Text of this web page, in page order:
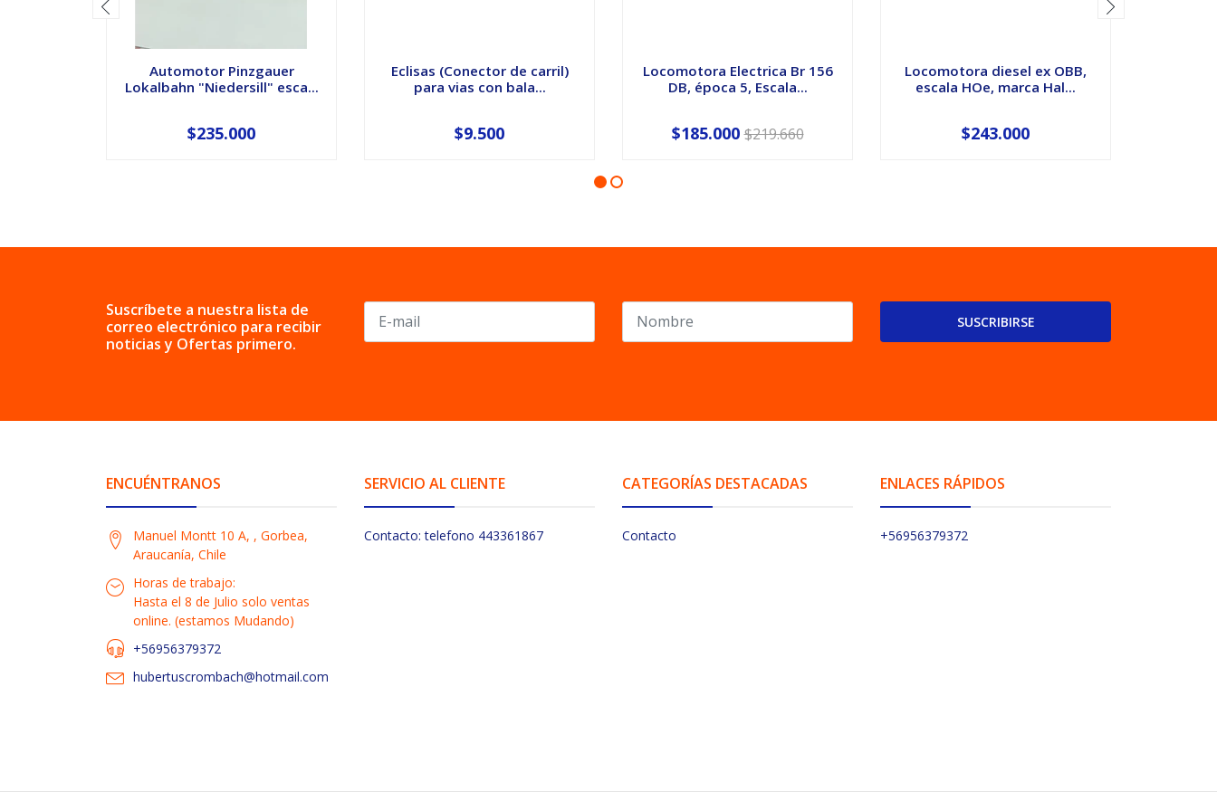
Automotor Pinzgauer
Lokalbahn "Niedersill" esca...
$235.000
Eclisas (Conector de carril)
para vias con bala...
$9.500
Locomotora Electrica Br 156
DB, época 5, Escala...
$185.000 $219.660
Locomotora diesel ex OBB,
escala HOe, marca Hal...
$243.000
Suscríbete a nuestra lista de
correo electrónico para recibir
noticias y Ofertas primero.
SUSCRIBIRSE
ENCUÉNTRANOS
Manuel Montt 10 A, , Gorbea,
Araucanía, Chile
Horas de trabajo:
Hasta el 8 de Julio solo ventas
online. (estamos Mudando)
+56956379372
hubertuscrombach@hotmail.com
SERVICIO AL CLIENTE
Contacto: telefono 443361867
CATEGORÍAS DESTACADAS
Contacto
ENLACES RÁPIDOS
+56956379372